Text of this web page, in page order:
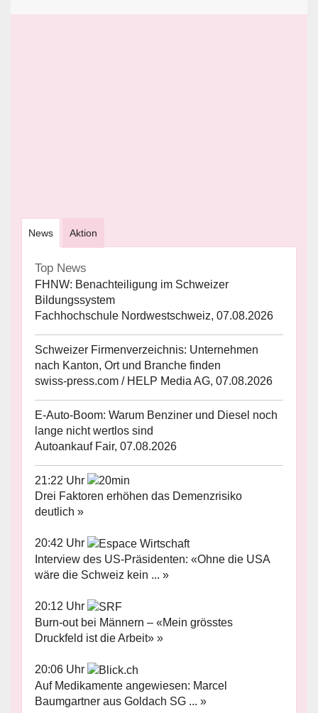
News Aktion
Top News
FHNW: Benachteiligung im Schweizer
Bildungssystem
Fachhochschule Nordwestschweiz, 07.08.2026
Schweizer Firmenverzeichnis: Unternehmen
nach Kanton, Ort und Branche finden
swiss-press.com / HELP Media AG, 07.08.2026
E-Auto-Boom: Warum Benziner und Diesel noch
lange nicht wertlos sind
Autoankauf Fair, 07.08.2026
21:22 Uhr
Drei Faktoren erhöhen das Demenzrisiko
deutlich »
20:42 Uhr
Interview des US-Präsidenten: «Ohne die USA
wäre die Schweiz kein ... »
20:12 Uhr
Burn-out bei Männern – «Mein grösstes
Druckfeld ist die Arbeit» »
20:06 Uhr
Auf Medikamente angewiesen: Marcel
Baumgartner aus Goldach SG ... »